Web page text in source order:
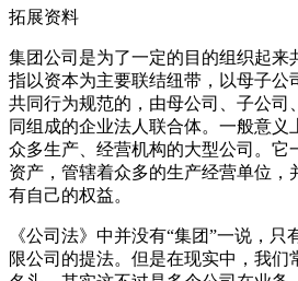
拓展资料
集团公司是为了一定的目的组织起来
指以资本为主要联结纽带，以母子公
共同行为规范的，由母公司、子公司
同组成的企业法人联合体。一般意义
众多生产、经营机构的大型公司。它
资产，管辖着众多的生产经营单位，
有自己的权益。
《公司法》中并没有“集团”一说，
限公司的提法。但是在现实中，我们